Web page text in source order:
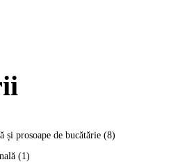
și prosoape de bucătărie 8
1